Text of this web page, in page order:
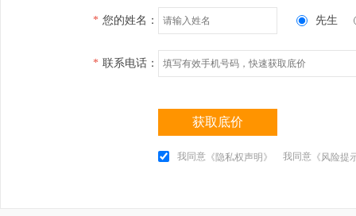
* 您的姓名： 先生
* 联系电话：
获取底价
我同意 《隐私权声明》 我同意 《风险提